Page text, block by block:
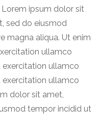
ipsum dolor sit
sed do eiusmod
magna aliqua. Ut enim
ullamco
exercitation ullamco
exercitation ullamco
dolor sit amet,
tempor incidid ut